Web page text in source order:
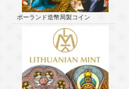
ポーランド造幣局製コイン